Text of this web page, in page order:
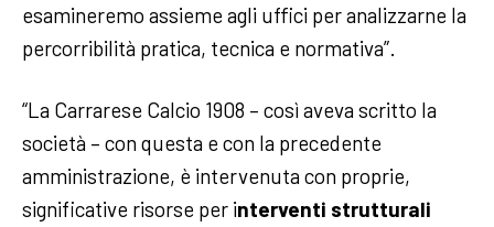
esamineremo assieme agli uffici per analizzarne la
percorribilità pratica, tecnica e normativa”.
“La Carrarese Calcio 1908 – così aveva scritto la
società – con questa e con la precedente
amministrazione, è intervenuta con proprie,
significative risorse per interventi strutturali